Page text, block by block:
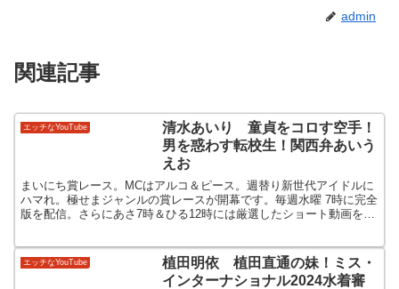
admin
関連記事
エッチなYouTube
清水あいり 童貞をコロす空手！
男を惑わす転校生！関西弁あいう
えお
まいにち賞レース。MCはアルコ＆ピース。週替り新世代アイドルに
ハマれ。極せまジャンルの賞レースが開幕です。毎週水曜 7時に完全
版を配信。さらにあさ7時＆ひる12時には厳選したショート動画をお
エッチなYouTube
植田明依 植田直通の妹！ミス・
インターナショナル2024水着審